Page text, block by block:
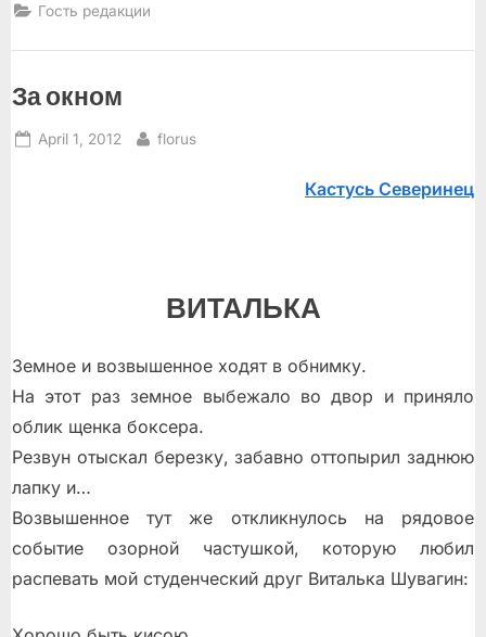
Гость редакции
За окном
Posted
April 1, 2012 By
florus
Кастусь Северинец
ВИТАЛЬКА
Земное и возвышенное ходят в обнимку.
На этот раз земное выбежало во двор и приняло
облик щенка боксeра.
Резвун отыскал берeзку, забавно оттопырил заднюю
лапку и…
Возвышенное тут же откликнулось на рядовое
событие озорной частушкой, которую любил
распевать мой студенческий друг Виталька Шувагин: